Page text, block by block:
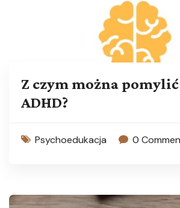
Z czym można pomylić
ADHD?
Psychoedukacja 0